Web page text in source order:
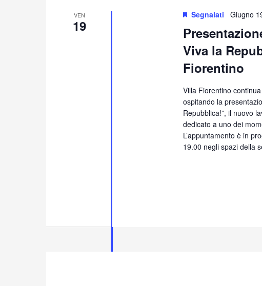
VEN
19
Viva la
Fiorentino
Segnalati Giugno
Villa Fiorentino
ospitando la
Repubblica!”, il nuovo
dedicato a uno dei
L’appuntamento è in
19.00 negli spazi della